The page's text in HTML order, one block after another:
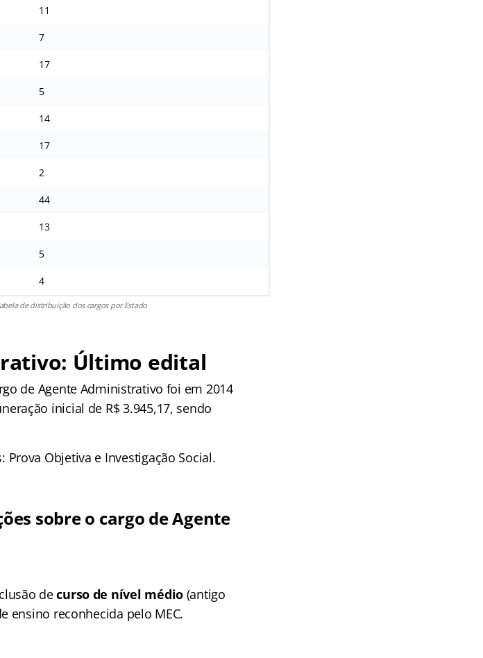
11
7
17
5
14
17
2
44
13
5
4
de distribuição dos cargos por Estado
Último edital
de Agente Administrativo foi em 2014
inicial de R$ 3.945,17, sendo
Objetiva e Investigação Social.
sobre o cargo de Agente
decurso de nível médio(antigo
ensino reconhecida pelo MEC.